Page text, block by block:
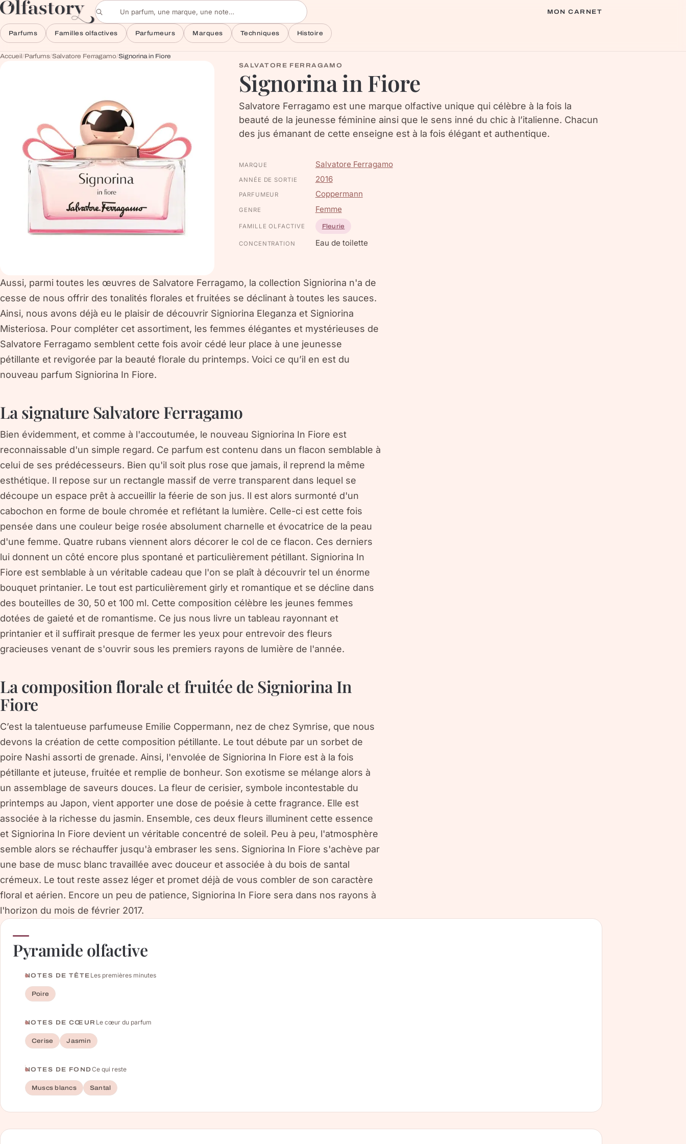
Aller au contenu
Rechercher un parfum
MON CARNET
Parfums Familles olfactives Parfumeurs Marques Techniques Histoire
Accueil/Parfums/Salvatore Ferragamo/Signorina in Fiore
SALVATORE FERRAGAMO
Signorina in Fiore
Salvatore Ferragamo est une marque olfactive unique qui célèbre à la fois la
beauté de la jeunesse féminine ainsi que le sens inné du chic à l’italienne. Chacun
des jus émanant de cette enseigne est à la fois élégant et authentique.
MARQUE Salvatore Ferragamo
ANNÉE DE SORTIE 2016
PARFUMEUR Coppermann
GENRE Femme
FAMILLE OLFACTIVE Fleurie
CONCENTRATION Eau de toilette
Aussi, parmi toutes les œuvres de Salvatore Ferragamo, la collection Signiorina n'a de
cesse de nous offrir des tonalités florales et fruitées se déclinant à toutes les sauces.
Ainsi, nous avons déjà eu le plaisir de découvrir Signiorina Eleganza et Signiorina
Misteriosa. Pour compléter cet assortiment, les femmes élégantes et mystérieuses de
Salvatore Ferragamo semblent cette fois avoir cédé leur place à une jeunesse
pétillante et revigorée par la beauté florale du printemps. Voici ce qu’il en est du
nouveau parfum Signiorina In Fiore.
La signature Salvatore Ferragamo
Bien évidemment, et comme à l'accoutumée, le nouveau Signiorina In Fiore est
reconnaissable d'un simple regard. Ce parfum est contenu dans un flacon semblable à
celui de ses prédécesseurs. Bien qu'il soit plus rose que jamais, il reprend la même
esthétique. Il repose sur un rectangle massif de verre transparent dans lequel se
découpe un espace prêt à accueillir la féerie de son jus. Il est alors surmonté d'un
cabochon en forme de boule chromée et reflétant la lumière. Celle-ci est cette fois
pensée dans une couleur beige rosée absolument charnelle et évocatrice de la peau
d'une femme. Quatre rubans viennent alors décorer le col de ce flacon. Ces derniers
lui donnent un côté encore plus spontané et particulièrement pétillant. Signiorina In
Fiore est semblable à un véritable cadeau que l'on se plaît à découvrir tel un énorme
bouquet printanier. Le tout est particulièrement girly et romantique et se décline dans
des bouteilles de 30, 50 et 100 ml. Cette composition célèbre les jeunes femmes
dotées de gaieté et de romantisme. Ce jus nous livre un tableau rayonnant et
printanier et il suffirait presque de fermer les yeux pour entrevoir des fleurs
gracieuses venant de s'ouvrir sous les premiers rayons de lumière de l'année.
La composition florale et fruitée de Signiorina In
Fiore
C’est la talentueuse parfumeuse Emilie Coppermann, nez de chez Symrise, que nous
devons la création de cette composition pétillante. Le tout débute par un sorbet de
poire Nashi assorti de grenade. Ainsi, l'envolée de Signiorina In Fiore est à la fois
pétillante et juteuse, fruitée et remplie de bonheur. Son exotisme se mélange alors à
un assemblage de saveurs douces. La fleur de cerisier, symbole incontestable du
printemps au Japon, vient apporter une dose de poésie à cette fragrance. Elle est
associée à la richesse du jasmin. Ensemble, ces deux fleurs illuminent cette essence
et Signiorina In Fiore devient un véritable concentré de soleil. Peu à peu, l'atmosphère
semble alors se réchauffer jusqu'à embraser les sens. Signiorina In Fiore s'achève par
une base de musc blanc travaillée avec douceur et associée à du bois de santal
crémeux. Le tout reste assez léger et promet déjà de vous combler de son caractère
floral et aérien. Encore un peu de patience, Signiorina In Fiore sera dans nos rayons à
l'horizon du mois de février 2017.
Pyramide olfactive
NOTES DE TÊTE Les premières minutes
Poire
NOTES DE CŒUR Le cœur du parfum
Cerise Jasmin
NOTES DE FONDCe qui reste
Muscs blancs Santal